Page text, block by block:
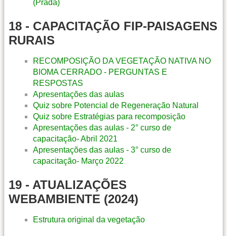
(Prada)
18 - CAPACITAÇÃO FIP-PAISAGENS
RURAIS
RECOMPOSIÇÃO DA VEGETAÇÃO NATIVA NO
BIOMA CERRADO - PERGUNTAS E
RESPOSTAS
Apresentações das aulas
Quiz sobre Potencial de Regeneração Natural
Quiz sobre Estratégias para recomposição
Apresentações das aulas - 2° curso de
capacitação- Abril 2021
Apresentações das aulas - 3° curso de
capacitação- Março 2022
19 - ATUALIZAÇÕES
WEBAMBIENTE (2024)
Estrutura original da vegetação